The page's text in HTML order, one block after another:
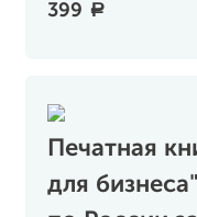
399 a
Печатная
для